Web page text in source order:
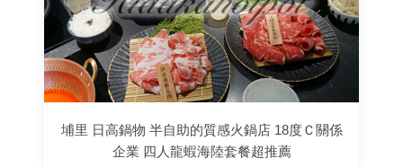
埔里 日高鍋物 半自助的質感火鍋店 18度Ｃ關係
企業 四人龍蝦海陸套餐超推薦